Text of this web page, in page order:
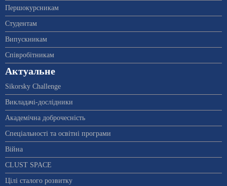
Першокурсникам
Студентам
Випускникам
Співробітникам
Актуальне
Sikorsky Challenge
Викладачі-дослідники
Академічна доброчесність
Спеціальності та освітні програми
Війна
CLUST SPACE
Цілі сталого розвитку